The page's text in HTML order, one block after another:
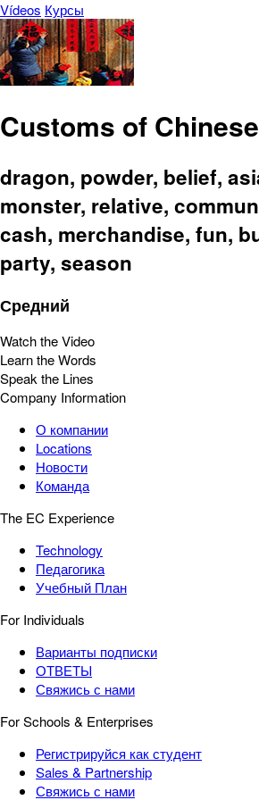
Vídeos Курсы
Customs of
dragon, powder, belief,
monster, relative,
cash, merchandise, fun,
party, season
Средний
Watch the Video
Learn the Words
Speak the Lines
Company Information
О компании
Locations
Новости
Команда
The EC Experience
Technology
Педагогика
Учебный План
For Individuals
Варианты подписки
ОТВЕТЫ
Свяжись с нами
For Schools & Enterprises
Регистрируйся как студент
Sales & Partnership
Свяжись с нами